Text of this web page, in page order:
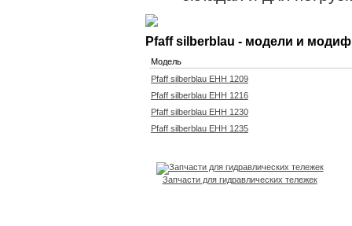
Pfaff silberblau - модели и
Модель
Pfaff silberblau EHH 1209
Pfaff silberblau EHH 1216
Pfaff silberblau EHH 1230
Pfaff silberblau EHH 1235
Запчасти для гидравлических тележек